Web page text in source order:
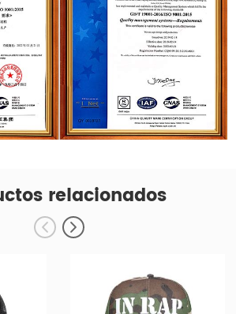
relacionados